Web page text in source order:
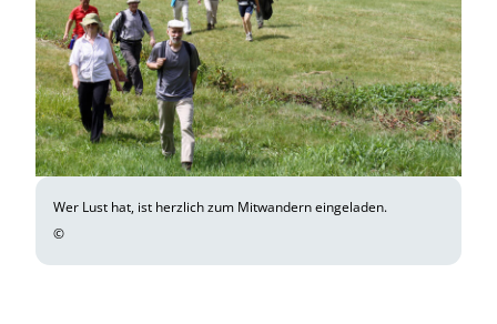
Wer Lust hat, ist herzlich zum Mitwandern eingeladen.
©